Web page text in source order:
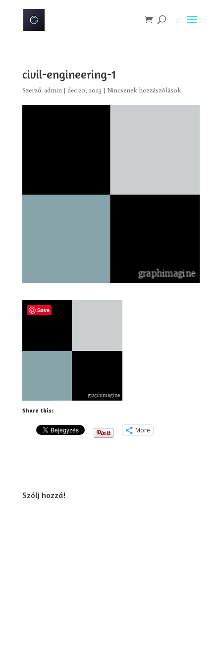
civil-engineering-1
Szerző: admin| dec 20, 2023 | Nincsenek hozzászólások
Share this:
More
Szólj hozzá!
Save